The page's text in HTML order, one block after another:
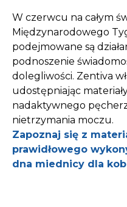
W czerwcu na całym
Międzynarodowego
podejmowane są
podnoszenie
dolegliwości. Zentiva
udostępniając
nadaktywnego
nietrzymania moczu.
Zapoznaj się z
prawidłowego
dna miednicy dla